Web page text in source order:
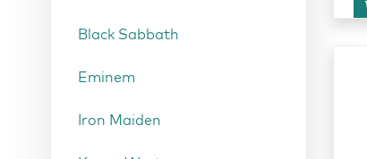
Black Sabbath
Eminem
Iron Maiden